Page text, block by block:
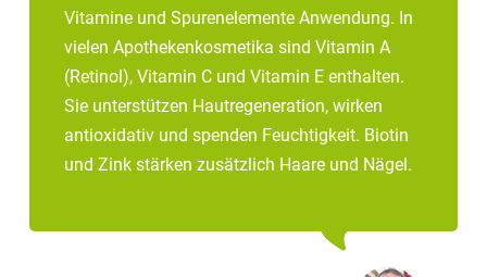
Vitamine und Spurenelemente Anwendung. In
vielen Apothekenkosmetika sind Vitamin A
(Retinol), Vitamin C und Vitamin E enthalten.
Sie unterstützen Hautregeneration, wirken
antioxidativ und spenden Feuchtigkeit. Biotin
und Zink stärken zusätzlich Haare und Nägel.